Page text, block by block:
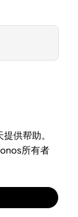
供帮助。
所有者